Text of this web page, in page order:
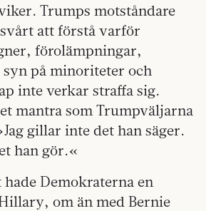
Trumps motståndare
att förstå varför
förolämpningar,
på minoriteter och
inte verkar straffa sig.
mantra som Trumpväljarna
gillar inte det han säger.
han gör.«
Demokraterna en
om än med Bernie